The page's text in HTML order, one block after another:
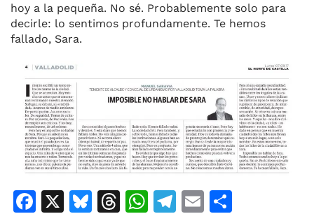
hoy a la pequeña. No sé. Probablemente solo para
decirle: lo sentimos profundamente. Te hemos
fallado, Sara.
F
X
Bl T
W T
E